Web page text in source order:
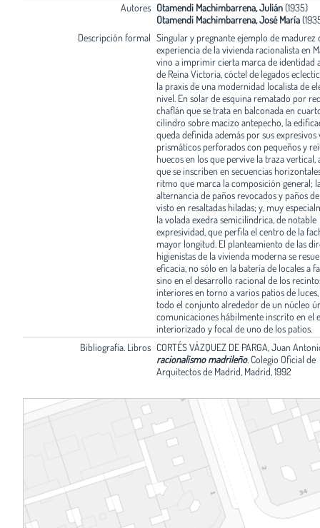
Autores Otamendi Machimbarrena, Julián(1935)
Otamendi Machimbarrena, José María
Descripción formal Singular y pregnante ejemplo de madurez
experiencia de la vivienda racionalista en
vino a imprimir cierta marca de identidad
de Reina Victoria, cóctel de legados
la praxis de una modernidad localista de
nivel. En solar de esquina rematado por
chaflán que se trata en balconada en
cilindro sobre macizo antepecho, la
queda definida además por sus expresivos
prismáticos perforados con pequeños y
huecos en los que pervive la traza vertical,
que se inscriben en secuencias
ritmo que marca la composición general;
alternancia de paños revocados y paños
visto en resaltadas hiladas; y, muy
la volada exedra semicilíndrica, de notable
expresividad, que perfila el centro de la
mayor longitud. El planteamiento de las
higienistas de la vivienda moderna se
eficacia, no sólo en la batería de locales a
sino en el desarrollo racional de los
interiores en torno a varios patios de
todo el conjunto alrededor de un núcleo
comunicaciones hábilmente inscrito en el
interiorizado y focal de uno de los patios.
Bibliografía. Libros CORTÉS VÁZQUEZ DE PARGA, Juan
racionalismo madrileño. Colegio Oficial de
Arquitectos de Madrid, Madrid, 1992